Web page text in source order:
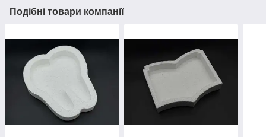
Подібні товари компанії